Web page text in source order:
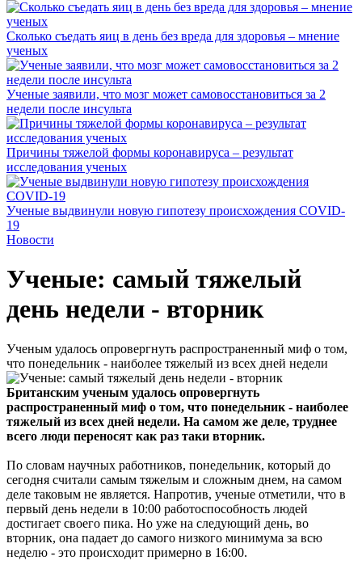
Сколько съедать яиц в день без вреда для здоровья – мнение
ученых
Ученые заявили, что мозг может самовосстановиться за 2
недели после инсульта
Причины тяжелой формы коронавируса – результат
исследования ученых
Ученые выдвинули новую гипотезу происхождения COVID-
19
Новости
Ученые: самый тяжелый
день недели - вторник
Ученым удалось опровергнуть распространенный миф о том,
что понедельник - наиболее тяжелый из всех дней недели
Британским ученым удалось опровергнуть
распространенный миф о том, что понедельник - наиболее
тяжелый из всех дней недели. На самом же деле, труднее
всего люди переносят как раз таки вторник.
По словам научных работников, понедельник, который до
сегодня считали самым тяжелым и сложным днем, на самом
деле таковым не является. Напротив, ученые отметили, что в
первый день недели в 10:00 работоспособность людей
достигает своего пика. Но уже на следующий день, во
вторник, она падает до самого низкого минимума за всю
неделю - это происходит примерно в 16:00.